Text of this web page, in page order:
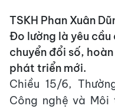
TSKH Phan Xuân
Đo lường là yêu
chuyển đổi số,
phát triển mới.
Chiều 15/6,
Công nghệ và